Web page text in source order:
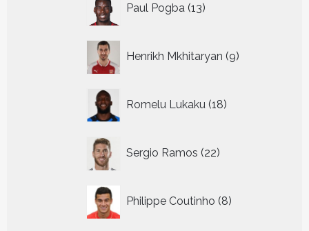
Paul Pogba 13
producten
Henrikh Mkhitaryan 9
producten
Romelu Lukaku 18
producten
Sergio Ramos 22
producten
Philippe Coutinho 8
producten